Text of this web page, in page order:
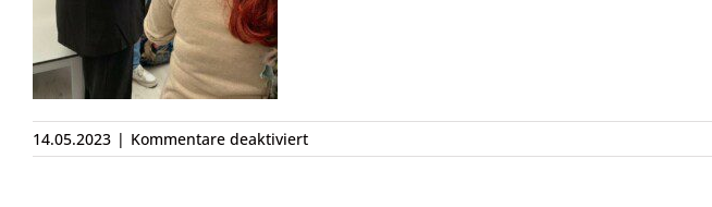
14.05.2023 | Kommentare deaktiviertfür
346104677_257460080151106_4371767505890258000_n